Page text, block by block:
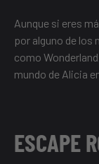
Aunque si eres
por alguno de
como
mundo de Alicia
ESCAPE